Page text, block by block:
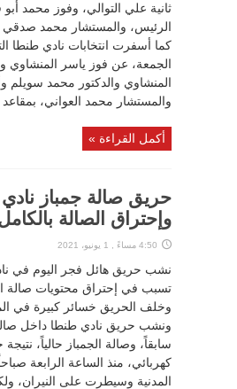
ثانية علي التوالي، وفوز محمد
الرئيس، والمستشار محمد صدقي
كما أسفرت انتخابات نادي طنطا
الجمعة، عن فوز ياسر المنشاوي
المنشاوي والدكتور محمد
والمستشار محمد العواني، بمقاعد
أكمل القراءة »
حريق صالة جمباز
وإحتراق الصالة
4:50 مساءً , 1 يونيو، 2021
نشب حريق هائل فجر اليوم في
تسبب في إحتراق محتويات صالة
وخلف الحريق خسائر كبيرة في
ونشب حريق نادي طنطا داخل
سابقاً، وصالة الجمباز حالياً،
كهربائي، منذ الساعة الرابعة
المدنية وسيطرت على النيران،